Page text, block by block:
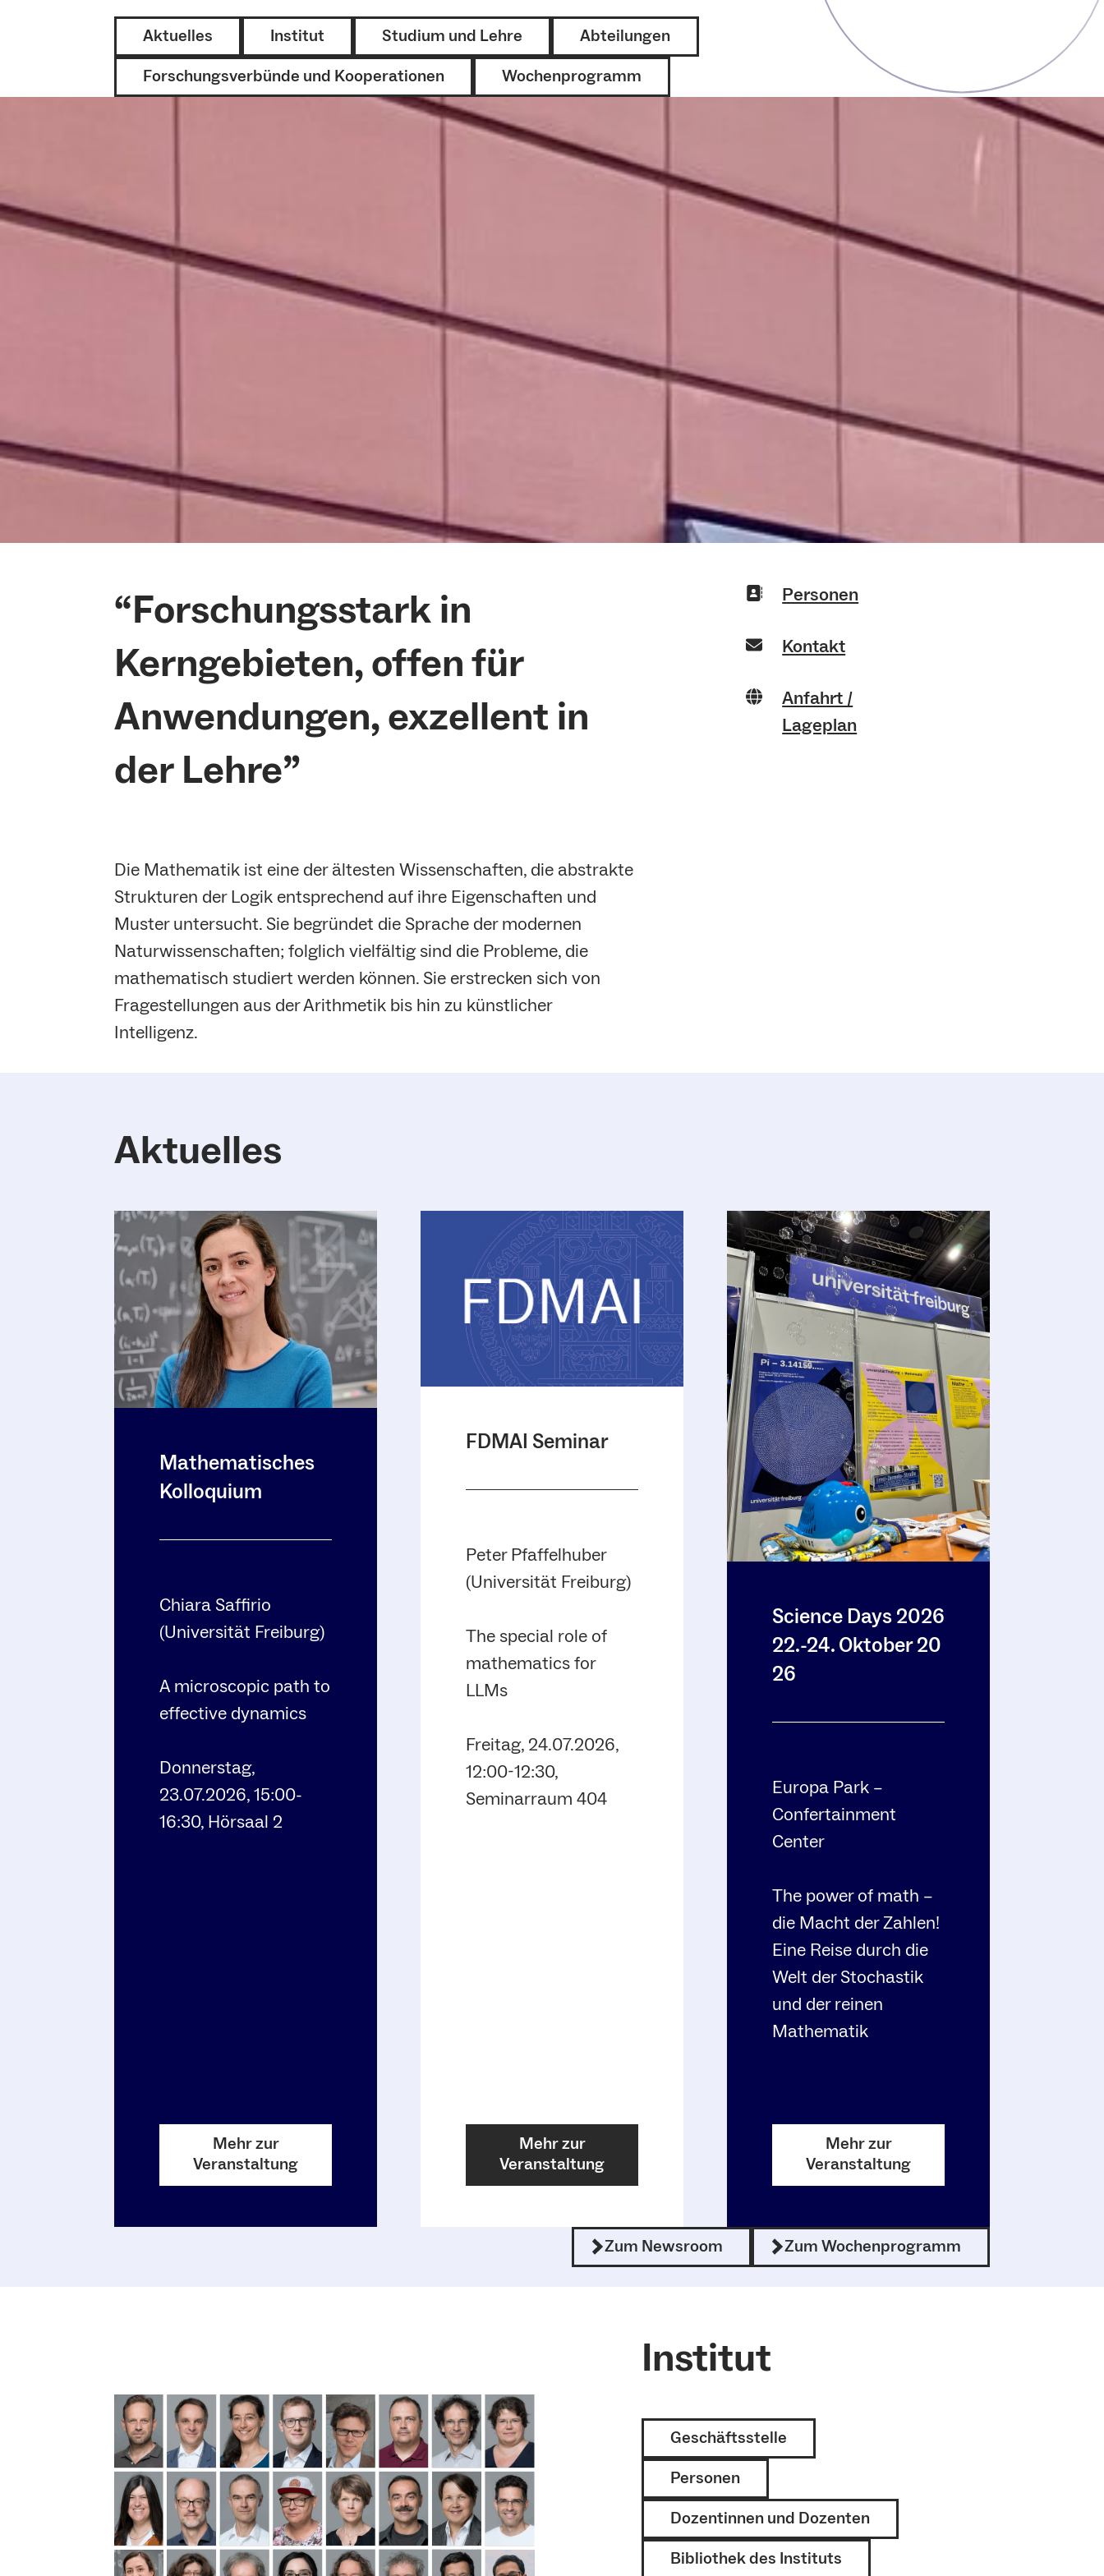
Aktuelles Institut Studium und Lehre
Abteilungen
Forschungsverbünde und Kooperationen
Wochenprogramm
“Forschungsstark in
Kerngebieten, offen für
Anwendungen, exzellent in
der Lehre”
Die Mathematik ist eine der ältesten Wissenschaften, die abstrakte
Strukturen der Logik entsprechend auf ihre Eigenschaften und
Muster untersucht. Sie begründet die Sprache der modernen
Naturwissenschaften; folglich vielfältig sind die Probleme, die
mathematisch studiert werden können. Sie erstrecken sich von
Fragestellungen aus der Arithmetik bis hin zu künstlicher
Intelligenz.
Personen
Kontakt
Anfahrt /
Lageplan
Aktuelles
Mathematisches
Kolloquium
Chiara Saffirio
(Universität Freiburg)
A microscopic path to
effective dynamics
Donnerstag,
23.07.2026, 15:00-
16:30, Hörsaal 2
Mehr zur
Veranstaltung
FDMAI Seminar
Peter Pfaffelhuber
(Universität Freiburg)
The special role of
mathematics for
LLMs
Freitag, 24.07.2026,
12:00-12:30,
Seminarraum 404
Mehr zur
Veranstaltung
Science Days 2026
22.-24. Oktober 20
26
Europa Park –
Confertainment
Center
The power of math –
die Macht der Zahlen!
Eine Reise durch die
Welt der Stochastik
und der reinen
Mathematik
Mehr zur
Veranstaltung
Zum Newsroom Zum Wochenprogramm
Institut
Geschäftsstelle
Personen
Dozentinnen und Dozenten
Bibliothek des Instituts